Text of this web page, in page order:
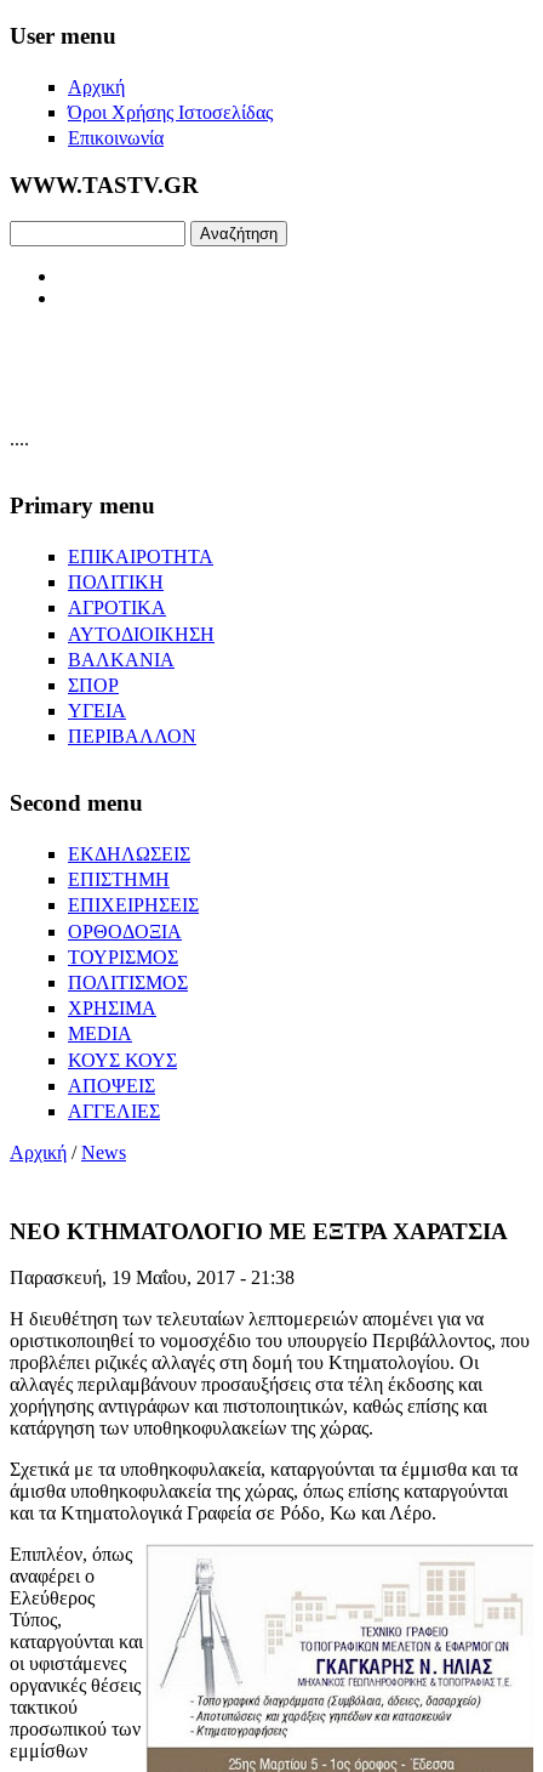
Skip to main content
User menu
Αρχική
Όροι Χρήσης Ιστοσελίδας
Επικοινωνία
WWW.TASTV.GR
....
Primary menu
ΕΠΙΚΑΙΡΟΤΗΤΑ
ΠΟΛΙΤΙΚΗ
ΑΓΡΟΤΙΚΑ
ΑΥΤΟΔΙΟΙΚΗΣΗ
ΒΑΛΚΑΝΙΑ
ΣΠΟΡ
ΥΓΕΙΑ
ΠΕΡΙΒΑΛΛΟΝ
Second menu
ΕΚΔΗΛΩΣΕΙΣ
ΕΠΙΣΤΗΜΗ
ΕΠΙΧΕΙΡΗΣΕΙΣ
ΟΡΘΟΔΟΞΙΑ
ΤΟΥΡΙΣΜΟΣ
ΠΟΛΙΤΙΣΜΟΣ
ΧΡΗΣΙΜΑ
MEDIA
ΚΟΥΣ ΚΟΥΣ
ΑΠΟΨΕΙΣ
ΑΓΓΕΛΙΕΣ
Αρχική /News
ΝΕΟ ΚΤΗΜΑΤΟΛΟΓΙΟ ΜΕ ΕΞΤΡΑ ΧΑΡΑΤΣΙΑ
Παρασκευή, 19 Μαΐου, 2017 - 21:38
Η διευθέτηση των τελευταίων λεπτομερειών απομένει για να
οριστικοποιηθεί το νομοσχέδιο του υπουργείο Περιβάλλοντος, που
προβλέπει ριζικές αλλαγές στη δομή του Κτηματολογίου. Οι
αλλαγές περιλαμβάνουν προσαυξήσεις στα τέλη έκδοσης και
χορήγησης αντιγράφων και πιστοποιητικών, καθώς επίσης και
κατάργηση των υποθηκοφυλακείων της χώρας.
Σχετικά με τα υποθηκοφυλακεία, καταργούνται τα έμμισθα και τα
άμισθα υποθηκοφυλακεία της χώρας, όπως επίσης καταργούνται
και τα Κτηματολογικά Γραφεία σε Ρόδο, Κω και Λέρο.
Επιπλέον, όπως
αναφέρει ο
Ελεύθερος
Τύπος,
καταργούνται και
οι υφιστάμενες
οργανικές θέσεις
τακτικού
προσωπικού των
εμμίσθων